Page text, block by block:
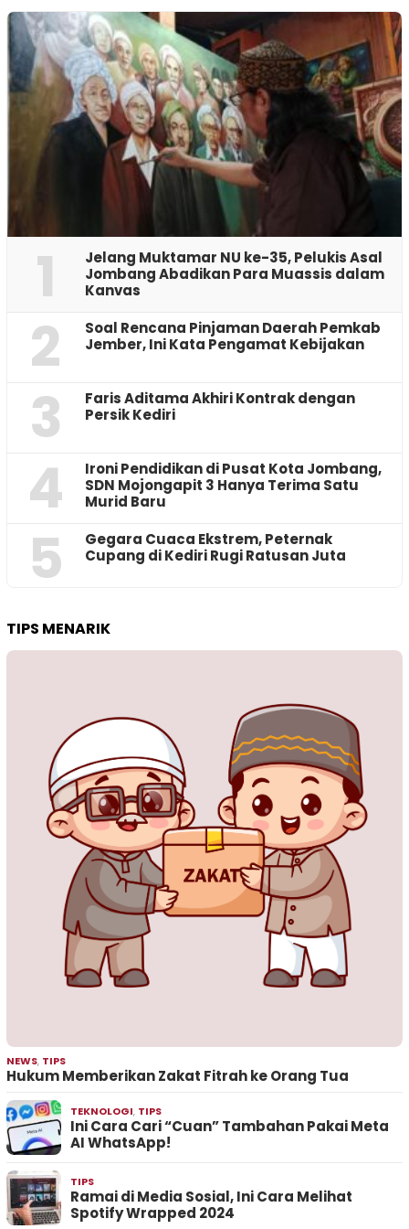
1
Jelang Muktamar NU ke-35, Pelukis Asal
Jombang Abadikan Para Muassis dalam
Kanvas
2
‎Soal Rencana Pinjaman Daerah Pemkab
Jember, Ini Kata Pengamat Kebijakan ‎
3
Faris Aditama Akhiri Kontrak dengan
Persik Kediri
4
Ironi Pendidikan di Pusat Kota Jombang,
SDN Mojongapit 3 Hanya Terima Satu
Murid Baru
5
‎Gegara Cuaca Ekstrem, Peternak
Cupang di Kediri Rugi Ratusan Juta
TIPS MENARIK
NEWS, TIPS
Hukum Memberikan Zakat Fitrah ke Orang Tua
TEKNOLOGI, TIPS
Ini Cara Cari “Cuan” Tambahan Pakai Meta
AI WhatsApp!
TIPS
Ramai di Media Sosial, Ini Cara Melihat
Spotify Wrapped 2024